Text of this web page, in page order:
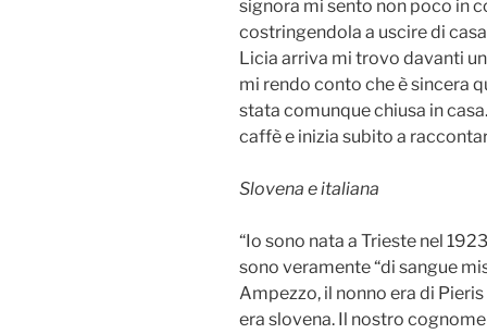
signora mi sento non poco in
costringendola a uscire di
Licia arriva mi trovo davanti
mi rendo conto che è sincera
stata comunque chiusa in
caffè e inizia subito a
Slovena e italiana
“Io sono nata a Trieste nel
sono veramente “di sangue
Ampezzo, il nonno era di
era slovena. Il nostro